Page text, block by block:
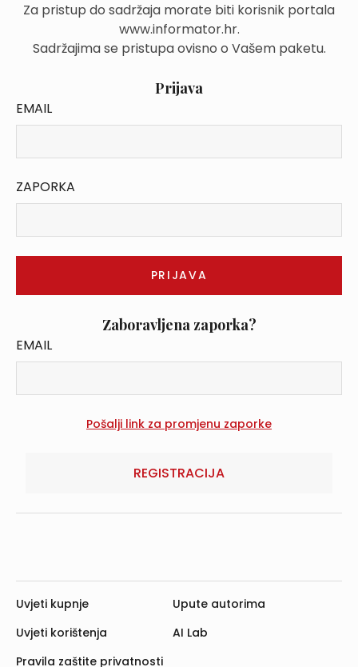
Za pristup do sadržaja morate biti korisnik portala
www.informator.hr.
Sadržajima se pristupa ovisno o Vašem paketu.
Prijava
EMAIL
ZAPORKA
Zaboravljena zaporka?
EMAIL
REGISTRACIJA
Uvjeti kupnje
Uvjeti korištenja
Pravila zaštite privatnosti
Upute autorima
AI Lab